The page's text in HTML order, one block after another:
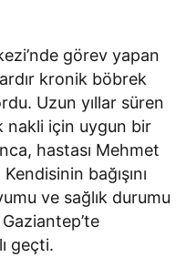
görev yapan
kronik böbrek
Uzun yıllar süren
nakli için uygun bir
hastası Mehmet
bağışını
ve sağlık durumu
geçti.